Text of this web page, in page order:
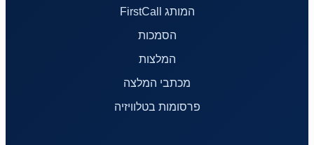
המותג FirstCall
הסמכות
המלצות
מכתבי המלצה
פרסומות בטלוויזיה